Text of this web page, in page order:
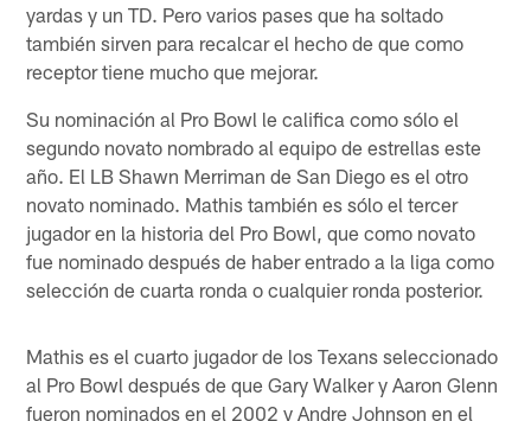
yardas y un TD. Pero varios pases que ha soltado
también sirven para recalcar el hecho de que como
receptor tiene mucho que mejorar.
Su nominación al Pro Bowl le califica como sólo el
segundo novato nombrado al equipo de estrellas este
año. El LB Shawn Merriman de San Diego es el otro
novato nominado. Mathis también es sólo el tercer
jugador en la historia del Pro Bowl, que como novato
fue nominado después de haber entrado a la liga como
selección de cuarta ronda o cualquier ronda posterior.
Mathis es el cuarto jugador de los Texans seleccionado
al Pro Bowl después de que Gary Walker y Aaron Glenn
fueron nominados en el 2002 y Andre Johnson en el